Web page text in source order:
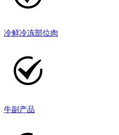
冷鲜冷冻部位肉
牛副产品